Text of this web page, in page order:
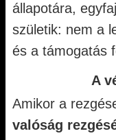
állapotára,
születik: nem a
és a támogatás
A
Amikor a
valóság